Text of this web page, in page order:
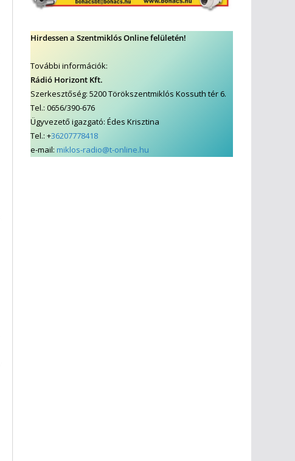
Hirdessen a Szentmiklós Online felületén!
További információk:
Rádió Horizont Kft.
Szerkesztőség: 5200 Törökszentmiklós Kossuth tér 6.
Tel.: 0656/390-676
Ügyvezető igazgató: Édes Krisztina
Tel.: +36207778418
e-mail: miklos-radio@t-online.hu